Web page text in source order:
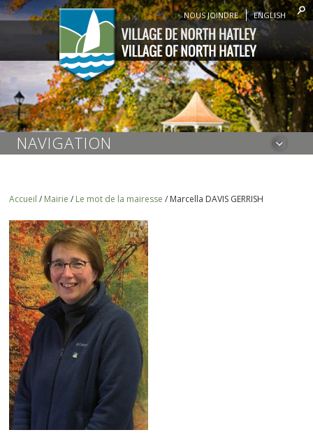
NOUS JOINDRE ENGLISH
NAVIGATION
Accueil / Mairie / Le mot de la mairesse / Marcella DAVIS GERRISH